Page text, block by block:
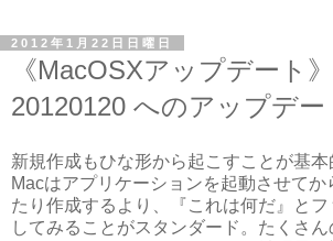
2012年1月22日日曜日
《MacOSXアップデート
20120120 へのアップデー
新規作成もひな形から起こすことが基
Macはアプリケーションを起動させてか
たり作成するより、『これは何だ』とフ
してみることがスタンダード。たくさ